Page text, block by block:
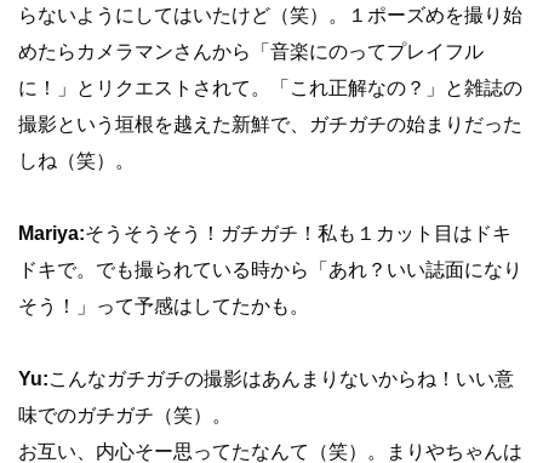
らないようにしてはいたけど（笑）。１ポーズめを撮り始
めたらカメラマンさんから「音楽にのってプレイフル
に！」とリクエストされて。「これ正解なの？」と雑誌の
撮影という垣根を越えた新鮮で、ガチガチの始まりだった
しね（笑）。
Mariya:そうそうそう！ガチガチ！私も１カット目はドキ
ドキで。でも撮られている時から「あれ？いい誌面になり
そう！」って予感はしてたかも。
Yu:こんなガチガチの撮影はあんまりないからね！いい意
味でのガチガチ（笑）。
お互い、内心そー思ってたなんて（笑）。まりやちゃんは